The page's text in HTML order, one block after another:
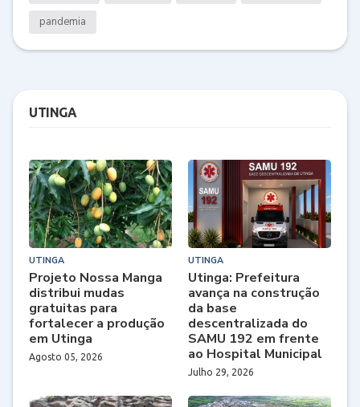
pandemia
UTINGA
UTINGA
Projeto Nossa Manga
distribui mudas
gratuitas para
fortalecer a produção
em Utinga
Agosto 05, 2026
UTINGA
Utinga: Prefeitura
avança na construção
da base
descentralizada do
SAMU 192 em frente
ao Hospital Municipal
Julho 29, 2026